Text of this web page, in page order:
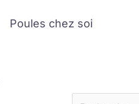
Poules chez soi